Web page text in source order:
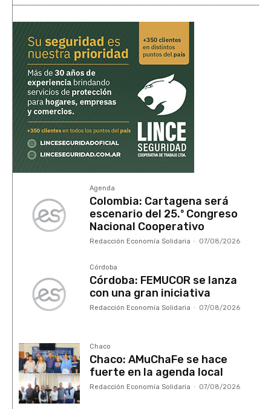
Agenda
Colombia: Cartagena será
escenario del 25.º Congreso
Nacional Cooperativo
Redacción Economía Solidaria - 07/08/2026
Córdoba
Córdoba: FEMUCOR se lanza
con una gran iniciativa
Redacción Economía Solidaria - 07/08/2026
Chaco
Chaco: AMuChaFe se hace
fuerte en la agenda local
Redacción Economía Solidaria - 07/08/2026